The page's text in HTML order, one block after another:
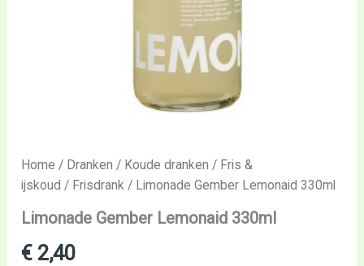
Home / Dranken / Koude dranken / Fris &
ijskoud / Frisdrank / Limonade Gember Lemonaid 330ml
Limonade Gember Lemonaid 330ml
€ 2,40